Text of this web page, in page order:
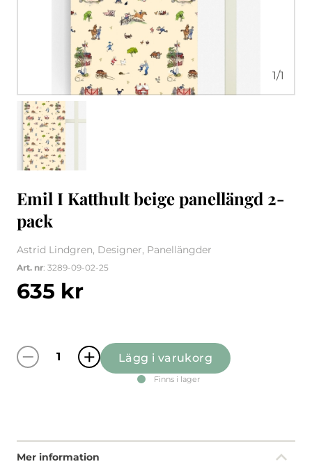
1/1
Emil I Katthult beige panellängd 2-
pack
Astrid Lindgren, Designer, Panellängder
Art. nr: 3289-09-02-25
635 kr
Emil I Katthult beige panellängd 2-pack
Lägg i varukorg
Finns i lager
Mer information